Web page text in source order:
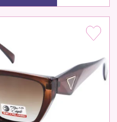
вирушило до